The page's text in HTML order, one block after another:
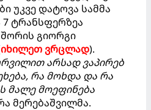
უკვე დატოვა სამმა
ტრანსფერზეა
გიორგი
იხილეთ ვრცლად).
არსად ვაპირებ
რა მოხდა და რა
მალე მოეფინება
მერებაშვილმა.